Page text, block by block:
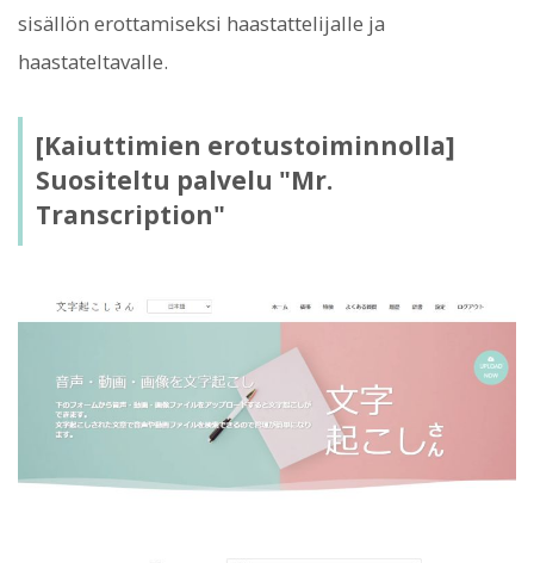
sisällön erottamiseksi haastattelijalle ja
haastateltavalle.
[Kaiuttimien erotustoiminnolla]
Suositeltu palvelu "Mr.
Transcription"